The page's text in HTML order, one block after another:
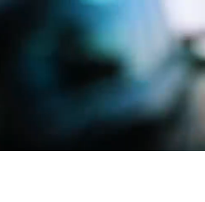
Loaded: